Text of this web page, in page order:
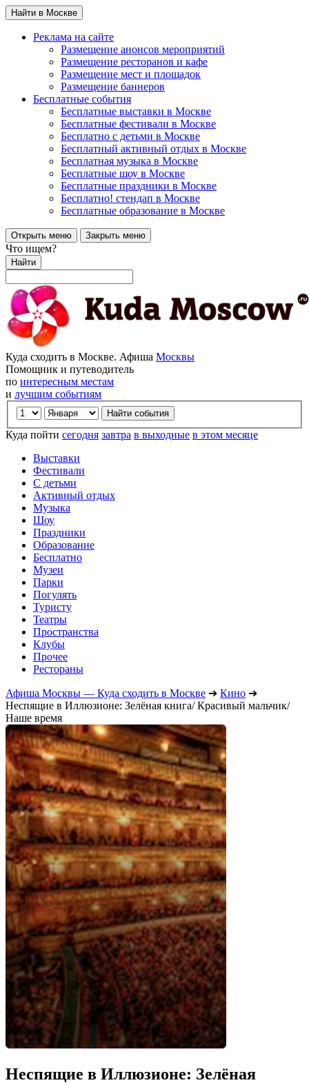
Найти в Москве
Реклама на сайте
Размещение анонсов мероприятий
Размещение ресторанов и кафе
Размещение мест и площадок
Размещение баннеров
Бесплатные события
Бесплатные выставки в Москве
Бесплатные фестивали в Москве
Бесплатно с детьми в Москве
Бесплатный активный отдых в Москве
Бесплатная музыка в Москве
Бесплатные шоу в Москве
Бесплатные праздники в Москве
Бесплатно! стендап в Москве
Бесплатные образование в Москве
Открыть меню Закрыть меню
Что ищем?
Найти
Куда сходить в Москве. Афиша Москвы
Помощник и путеводитель
по интересным местам
и лучшим событиям
Куда пойти сегодня завтра в выходные в этом месяце
Выставки
Фестивали
С детьми
Активный отдых
Музыка
Шоу
Праздники
Образование
Бесплатно
Музеи
Парки
Погулять
Туристу
Театры
Пространства
Клубы
Прочее
Рестораны
Афиша Москвы — Куда сходить в Москве ➔ Кино ➔
Неспящие в Иллюзионе: Зелёная книга/ Красивый мальчик/
Наше время
Неспящие в Иллюзионе: Зелёная